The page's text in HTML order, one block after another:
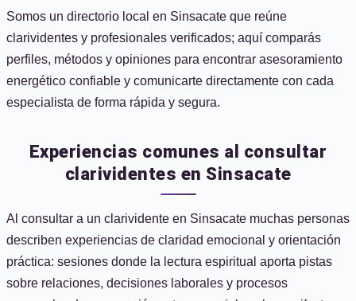
Somos un directorio local en Sinsacate que reúne
clarividentes y profesionales verificados; aquí comparás
perfiles, métodos y opiniones para encontrar asesoramiento
energético confiable y comunicarte directamente con cada
especialista de forma rápida y segura.
Experiencias comunes al consultar
clarividentes en Sinsacate
Al consultar a un clarividente en Sinsacate muchas personas
describen experiencias de claridad emocional y orientación
práctica: sesiones donde la lectura espiritual aporta pistas
sobre relaciones, decisiones laborales y procesos